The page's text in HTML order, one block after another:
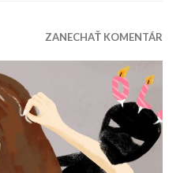
ZANECHAŤ KOMENTÁR